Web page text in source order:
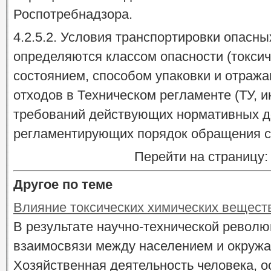
Роспотребнадзора.
4.2.5.2. Условия транспортировки
определяются классом опасности
состоянием, способом упаковки и
отходов в Техническом регламенте (ТУ,
требований действующих нормативных
регламентирующих порядок обращения
Перейти на страницу:
Другое по теме
Влияние токсических химических
В результате научно-технической
взаимосвязи между населением и
Хозяйственная деятельность человека,